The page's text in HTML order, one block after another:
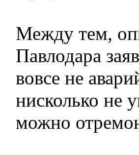
Между тем,
Павлодара
вовсе не
нисколько не
можно